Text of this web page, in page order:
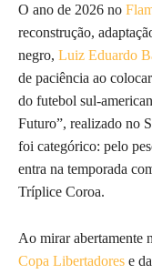
O ano de 2026 no
reconstrução,
negro, Luiz Eduardo
de paciência ao
do futebol sul-
Futuro”, realizado no
foi categórico: pelo
entra na temporada
Tríplice Coroa.
Ao mirar abertamente
Copa Libertadores e da